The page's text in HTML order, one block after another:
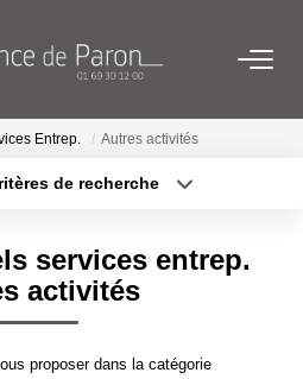
VENDUS
Entrep. Autres activités
de recherche
Budget max
services entrep.
activités
proposer dans la catégorie